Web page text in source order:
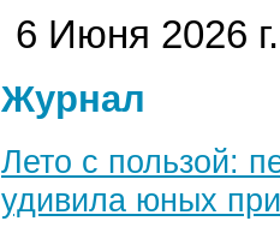
6 Июня 2026 г.
Журнал
Лето с пользой:
удивила юных